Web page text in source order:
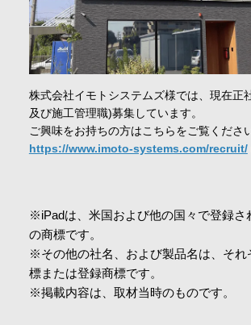
株式会社イモトシステムズ様では、現在正
及び施工管理職)募集しています。
ご興味をお持ちの方はこちらをご覧ください
https://www.imoto-systems.com/recruit/
※iPadは、米国および他の国々で登録さ
の商標です。
※その他の社名、および製品名は、それ
標または登録商標です。
※掲載内容は、取材当時のものです。